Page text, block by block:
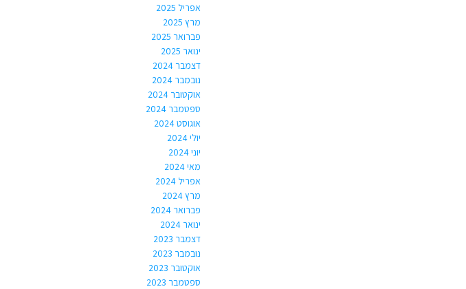
אפריל 2025
מרץ 2025
פברואר 2025
ינואר 2025
דצמבר 2024
נובמבר 2024
אוקטובר 2024
ספטמבר 2024
אוגוסט 2024
יולי 2024
יוני 2024
מאי 2024
אפריל 2024
מרץ 2024
פברואר 2024
ינואר 2024
דצמבר 2023
נובמבר 2023
אוקטובר 2023
ספטמבר 2023